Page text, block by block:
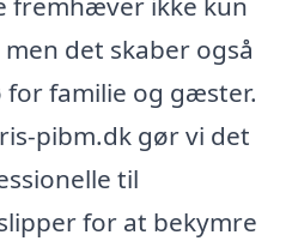
det skaber også
familie og gæster.
pibm.dk gør vi det
til
for at bekymre